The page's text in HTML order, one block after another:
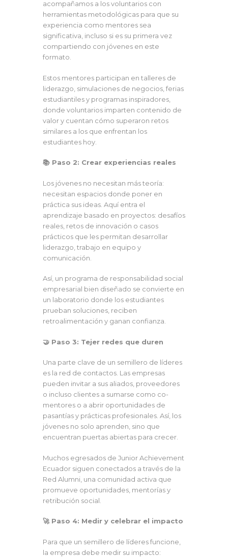
acompañamos a los voluntarios con
herramientas metodológicas para que su
experiencia como mentores sea
significativa, incluso si es su primera vez
compartiendo con jóvenes en este
formato.
Estos mentores participan en talleres de
liderazgo, simulaciones de negocios, ferias
estudiantiles y programas inspiradores,
donde voluntarios imparten contenido de
valor y cuentan cómo superaron retos
similares a los que enfrentan los
estudiantes hoy.
📚 Paso 2: Crear experiencias reales
Los jóvenes no necesitan más teoría:
necesitan espacios donde poner en
práctica sus ideas. Aquí entra el
aprendizaje basado en proyectos: desafíos
reales, retos de innovación o casos
prácticos que les permitan desarrollar
liderazgo, trabajo en equipo y
comunicación.
Así, un programa de responsabilidad social
empresarial bien diseñado se convierte en
un laboratorio donde los estudiantes
prueban soluciones, reciben
retroalimentación y ganan confianza.
🤝 Paso 3: Tejer redes que duren
Una parte clave de un semillero de líderes
es la red de contactos. Las empresas
pueden invitar a sus aliados, proveedores
o incluso clientes a sumarse como co-
mentores o a abrir oportunidades de
pasantías y prácticas profesionales. Así, los
jóvenes no solo aprenden, sino que
encuentran puertas abiertas para crecer.
Muchos egresados de Junior Achievement
Ecuador siguen conectados a través de la
Red Alumni, una comunidad activa que
promueve oportunidades, mentorías y
retribución social.
🚀 Paso 4: Medir y celebrar el impacto
Para que un semillero de líderes funcione,
la empresa debe medir su impacto: